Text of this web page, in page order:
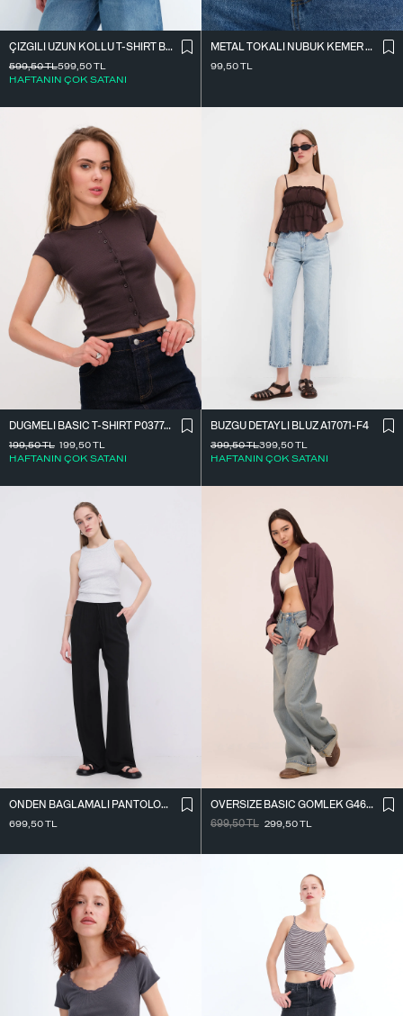
ÇIZGILI UZUN KOLLU T-SHIRT B10644
599,50TL
HAFTANIN ÇOK SATANI
599,50TL
METAL TOKALI NUBUK KEMER K2004-1
99,50TL
DÜĞMELI BASIC T-SHIRT P0377-K12
199,50TL
HAFTANIN ÇOK SATANI
199,50TL
BÜZGÜ DETAYLI BLUZ A17071-F4
399,50TL
HAFTANIN ÇOK SATANI
399,50TL
ÖNDEN BAĞLAMALI PANTOLON PN16791-W12
699,50TL
OVERSIZE BASIC GÖMLEK G4612-Z2
699,50TL 299,50TL